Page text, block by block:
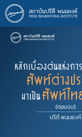
ข้าม
ไป
ยัง
เนื้อหา